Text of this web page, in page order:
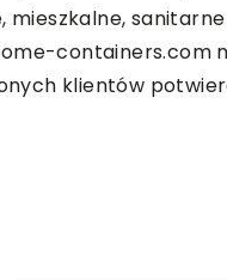
containers.com
klientów